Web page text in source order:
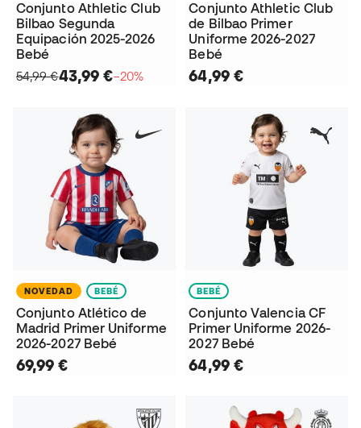
Conjunto Athletic Club
Bilbao Segunda
Equipación 2025-2026
Bebé
54,99 €43,99 €−20%
Conjunto Athletic Club
de Bilbao Primer
Uniforme 2026-2027
Bebé
64,99 €
NOVEDAD BEBÉ
Conjunto Atlético de
Madrid Primer Uniforme
2026-2027 Bebé
69,99 €
BEBÉ
Conjunto Valencia CF
Primer Uniforme 2026-
2027 Bebé
64,99 €